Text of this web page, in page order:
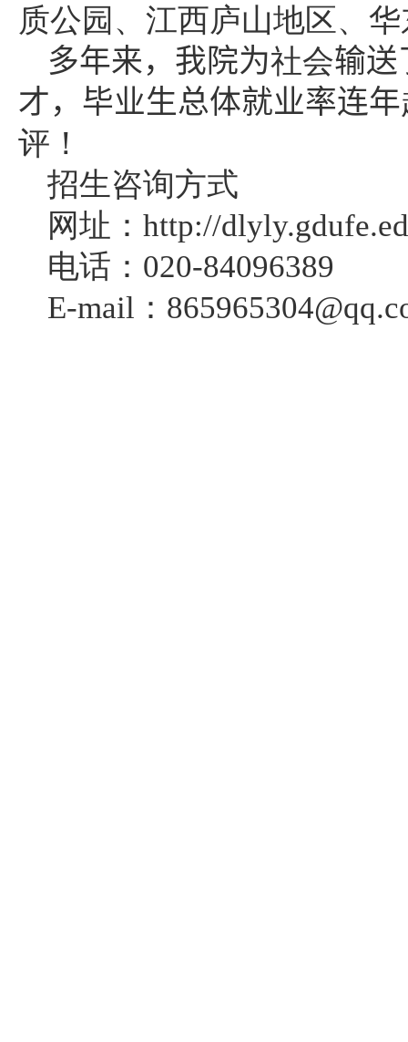
质公园、江西庐山地区、
多年来，我院为社会输送
才，毕业生总体就业率连年
评！
招生咨询方式
网址： http://
电话： 020-84096389
E-mail ：